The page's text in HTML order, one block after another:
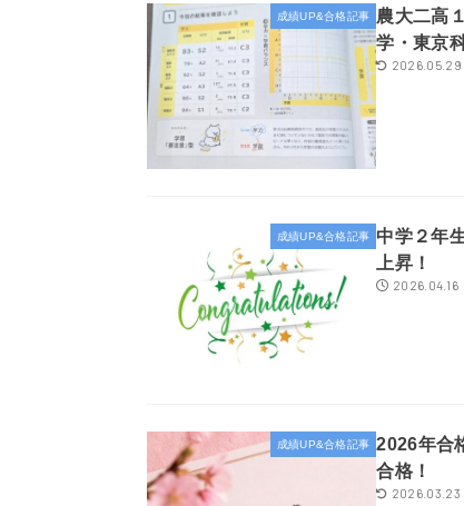
成績UP&合格記事
農大二高
学・東京
2026.05.29
成績UP&合格記事
中学２年
上昇！
2026.04.16
成績UP&合格記事 2026年合
合格！
2026.03.23